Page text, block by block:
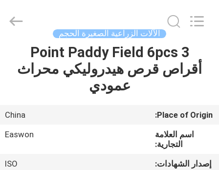
منزل،
بيت
معلومات
الآلات الزراعية الصغيرة الحجم
3 Point Paddy Field 6pcs
أقراص قرص هيدروليكي محراث
عمودي
Place of Origin:
China
اسم العلامة
التجارية:
Easwon
إصدار الشهادات:
ISO